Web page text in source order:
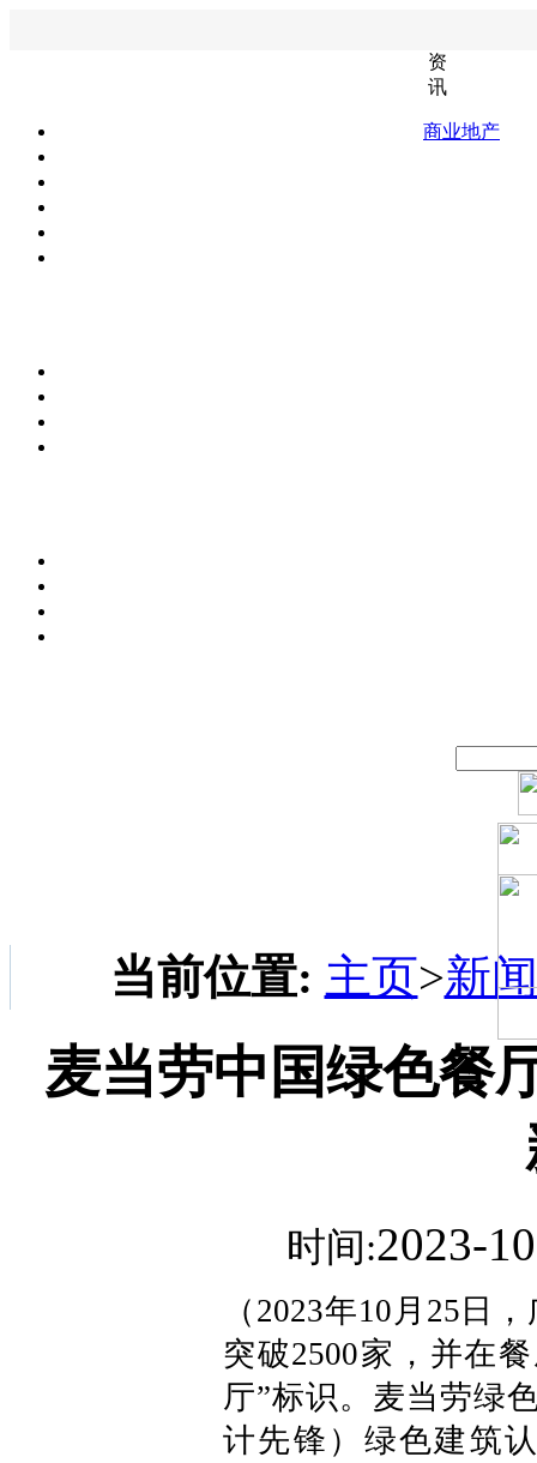
资
讯
商业地产
当前位置: 主页>新
麦当劳中国绿色餐
时间:2023-
（2023年10月25日
突破2500家，并在
厅”标识。麦当劳绿
计先锋）绿色建筑